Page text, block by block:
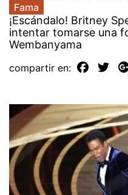
Fama
¡Escándalo! Britney
intentar tomarse una
Wembanyama
compartir en: